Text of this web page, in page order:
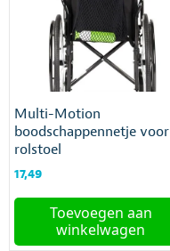
Multi-Motion
boodschappennetje voor
rolstoel
17,49
Toevoegen aan
winkelwagen